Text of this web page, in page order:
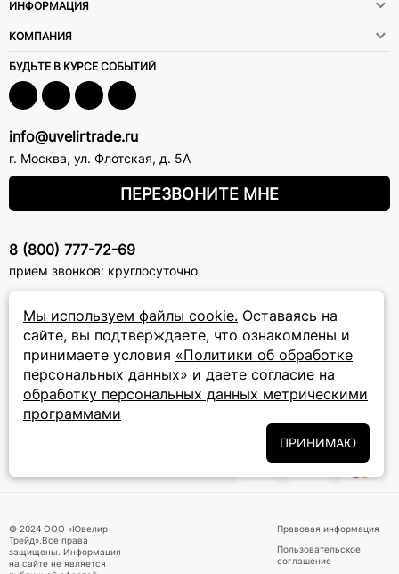
Мы используем файлы cookie. Оставаясь на
сайте, вы подтверждаете, что ознакомлены и
принимаете условия «Политики об обработке
персональных данных» и даете согласие на
обработку персональных данных метрическими
программами
ПРИНИМАЮ
ИНФОРМАЦИЯ
КОМПАНИЯ
БУДЬТЕ В КУРСЕ СОБЫТИЙ
info@uvelirtrade.ru
г. Москва, ул. Флотская, д. 5А
ПЕРЕЗВОНИТЕ МНЕ
8 (800) 777-72-69
прием звонков: круглосуточно
ПОДПИСКА НА РАССЫЛКУ
Подписаться на новости
Подписываясь на рассылку, вы соглашаетесь с условиямиПолитики
обработки персональных данных и даёте своё согласие на их
обработку
ПРИНИМАЕМ К ОПЛАТЕ
© 2024 ООО «Ювелир
Трейд».Все права
защищены. Информация
на сайте не является
Правовая информация
Пользовательское
соглашение